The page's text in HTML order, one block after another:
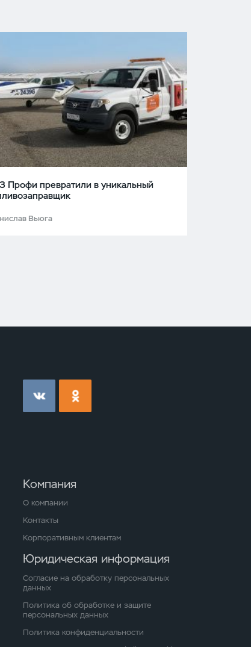
Профи превратили в уникальный
Вьюга
Компания
О компании
Контакты
Корпоративным клиентам
Юридическая информация
Согласие на обработку персональных
данных
Политика об обработке и защите
персональных данных
Политика конфиденциальности